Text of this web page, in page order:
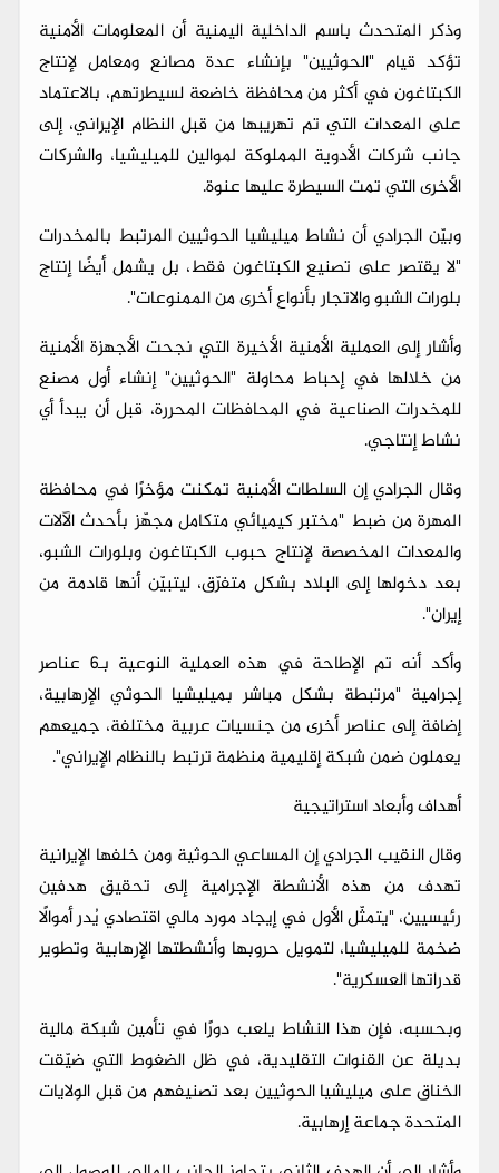
وذكر المتحدث باسم الداخلية اليمنية أن المعلومات الأمنية
تؤكد قيام "الحوثيين" بإنشاء عدة مصانع ومعامل لإنتاج
الكبتاغون في أكثر من محافظة خاضعة لسيطرتهم، بالاعتماد
على المعدات التي تم تهريبها من قبل النظام الإيراني، إلى
جانب شركات الأدوية المملوكة لموالين للميليشيا، والشركات
الأخرى التي تمت السيطرة عليها عنوة.
وبيّن الجرادي أن نشاط ميليشيا الحوثيين المرتبط بالمخدرات
"لا يقتصر على تصنيع الكبتاغون فقط، بل يشمل أيضًا إنتاج
بلورات الشبو والاتجار بأنواع أخرى من الممنوعات".
وأشار إلى العملية الأمنية الأخيرة التي نجحت الأجهزة الأمنية
من خلالها في إحباط محاولة "الحوثيين" إنشاء أول مصنع
للمخدرات الصناعية في المحافظات المحررة، قبل أن يبدأ أي
نشاط إنتاجي.
وقال الجرادي إن السلطات الأمنية تمكنت مؤخرًا في محافظة
المهرة من ضبط "مختبر كيميائي متكامل مجهّز بأحدث الآلات
والمعدات المخصصة لإنتاج حبوب الكبتاغون وبلورات الشبو،
بعد دخولها إلى البلاد بشكل متفرّق، ليتبيّن أنها قادمة من
إيران".
وأكد أنه تم الإطاحة في هذه العملية النوعية بـ6 عناصر
إجرامية "مرتبطة بشكل مباشر بميليشيا الحوثي الإرهابية،
إضافة إلى عناصر أخرى من جنسيات عربية مختلفة، جميعهم
يعملون ضمن شبكة إقليمية منظمة ترتبط بالنظام الإيراني".
أهداف وأبعاد استراتيجية
وقال النقيب الجرادي إن المساعي الحوثية ومن خلفها الإيرانية
تهدف من هذه الأنشطة الإجرامية إلى تحقيق هدفين
رئيسيين، "يتمثّل الأول في إيجاد مورد مالي اقتصادي يُدر أموالًا
ضخمة للميليشيا، لتمويل حروبها وأنشطتها الإرهابية وتطوير
قدراتها العسكرية".
وبحسبه، فإن هذا النشاط يلعب دورًا في تأمين شبكة مالية
بديلة عن القنوات التقليدية، في ظل الضغوط التي ضيّقت
الخناق على ميليشيا الحوثيين بعد تصنيفهم من قبل الولايات
المتحدة جماعة إرهابية.